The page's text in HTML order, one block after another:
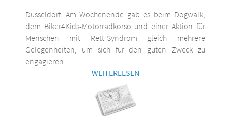
Düsseldorf. Am Wochenende gab es beim Dogwalk,
dem Biker4Kids-Motorradkorso und einer Aktion für
Menschen mit Rett-Syndrom gleich mehrere
Gelegenheiten, um sich für den guten Zweck zu
engagieren.
WEITERLESEN